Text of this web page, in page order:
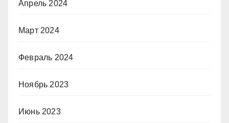
Апрель 2024
Март 2024
Февраль 2024
Ноябрь 2023
Июнь 2023